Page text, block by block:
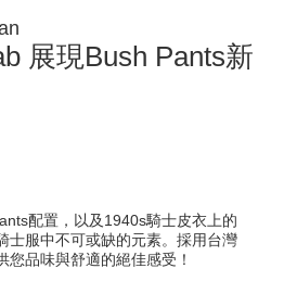
展現Bush Pants新
配置，以及1940s騎士皮衣上的
士服中不可或缺的元素。採用台灣
品味與舒適的絕佳感受！